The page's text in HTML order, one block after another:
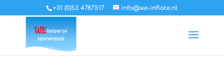
+31 (0)53 4787517 info@we-inflate.nl